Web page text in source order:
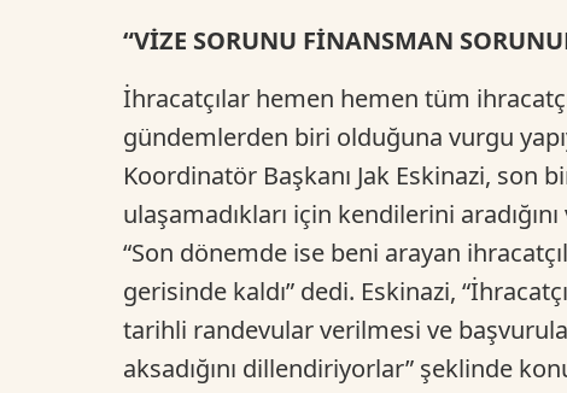
“VİZE SORUNU FİNANSMAN
İhracatçılar hemen hemen tüm
gündemlerden biri olduğuna vurgu
Koordinatör Başkanı Jak Eskinazi, son
ulaşamadıkları için kendilerini
“Son dönemde ise beni arayan
gerisinde kaldı” dedi. Eskinazi,
tarihli randevular verilmesi ve
aksadığını dillendiriyorlar” şeklinde